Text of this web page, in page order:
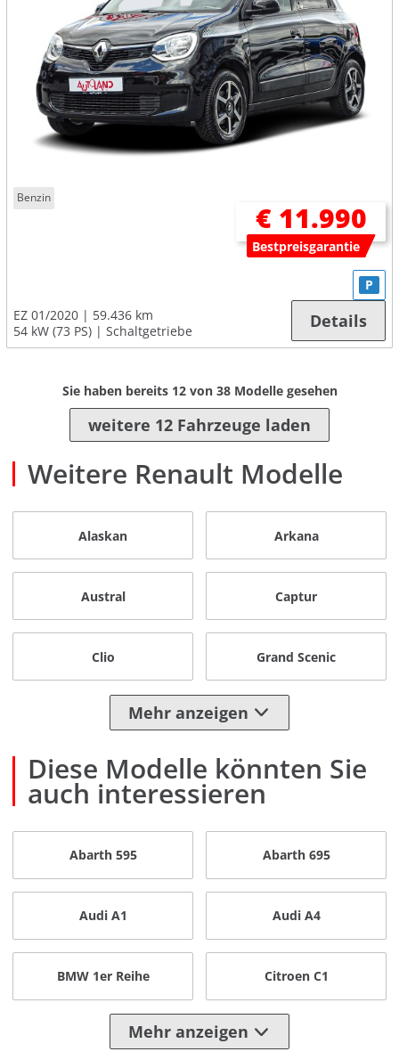
Benzin
€ 11.990
Bestpreisgarantie
EZ 01/2020
59.436 km
54 kW (73 PS)
Schaltgetriebe
P
Details
Sie haben bereits 12von 38Modelle gesehen
weitere 12 Fahrzeuge laden
Weitere Renault Modelle
Alaskan Arkana
Austral Captur
Clio Grand Scenic
Mehr anzeigen
Diese Modelle könnten Sie
auch interessieren
Abarth 595 Abarth 695
Audi A1 Audi A4
BMW 1er Reihe Citroen C1
Mehr anzeigen